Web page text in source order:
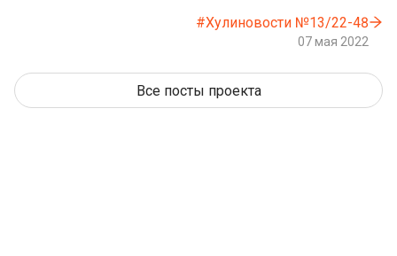
#Хулиновости №13/22-48
07 мая 2022
Все посты проекта